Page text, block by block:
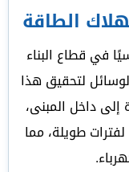
الطاقة
في قطاع البناء
لتحقيق هذا
إلى داخل المبنى،
طويلة، مما